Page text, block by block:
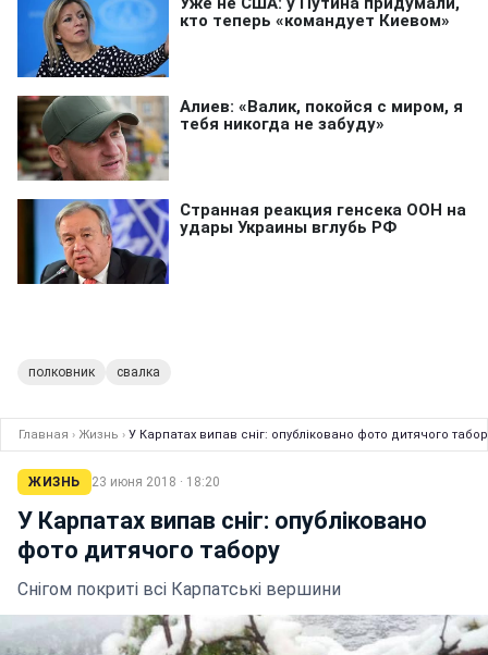
полковник свалка
Главная › Жизнь › У Карпатах випав сніг: опубліковано фото дитячого
ЖИЗНЬ 23 июня 2018 · 18:20
У Карпатах випав сніг: опубліковано
фото дитячого табору
Снігом покриті всі Карпатські вершини